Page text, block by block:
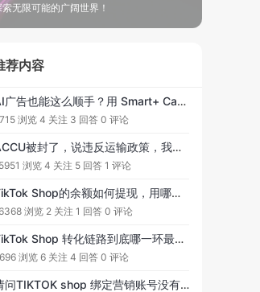
索无限可能的广阔世界！
荐内容
AI广告也能这么顺手？用 Smart+ Campaigns 的真实体验
浏览4 关注 3 回答 0 评论
ACCU被封了，说违反运输政策，我们物流都是按时履约的，海外仓和FBT，就给封了?
浏览4 关注 5 回答 1 评论
TikTok Shop的余额如何提现，用哪个软件最划算，求推荐
浏览 2 关注 1 回答 0 评论
TikTok Shop 转化链路到底哪一环最关键？两问求教
浏览6 关注 4 回答 0 评论
请问TIKTOK shop 绑定营销账号没有500个粉丝怎么办